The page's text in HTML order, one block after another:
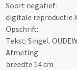
Soort negatief:
digitale reproductie
Opschrift:
Tekst: Singel.
Afmeting:
breedte 14 cm